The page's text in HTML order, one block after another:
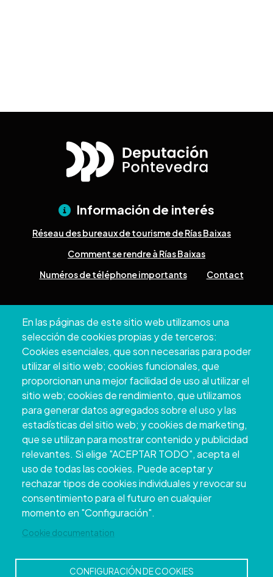
En las páginas de este sitio web utilizamos una
selección de cookies propias y de terceros:
Cookies esenciales, que son necesarias para poder
utilizar el sitio web; cookies funcionales, que
proporcionan una mejor facilidad de uso al utilizar el
sitio web; cookies de rendimiento, que utilizamos
para generar datos agregados sobre el uso y las
estadísticas del sitio web; y cookies de marketing,
que se utilizan para mostrar contenido y publicidad
relevantes. Si elige "ACEPTAR TODO", acepta el
uso de todas las cookies. Puede aceptar y
rechazar tipos de cookies individuales y revocar su
consentimiento para el futuro en cualquier
momento en "Configuración".
Cookie documentation
CONFIGURACIÓN DE COOKIES
Información de interés
Réseau des bureaux de tourisme de Rías Baixas
Comment se rendre à Rías Baixas
Numéros de téléphone importants
Contact
Pontevedra
+34 986 804 100 | +34 986 804 124
Copyright © 2026. Conseil provincial de
Pontevedra.Tous droits réservés